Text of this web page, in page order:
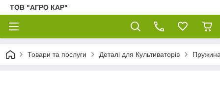
ТОВ "АГРО КАР"
Товари та послуги Деталі для Культиваторів